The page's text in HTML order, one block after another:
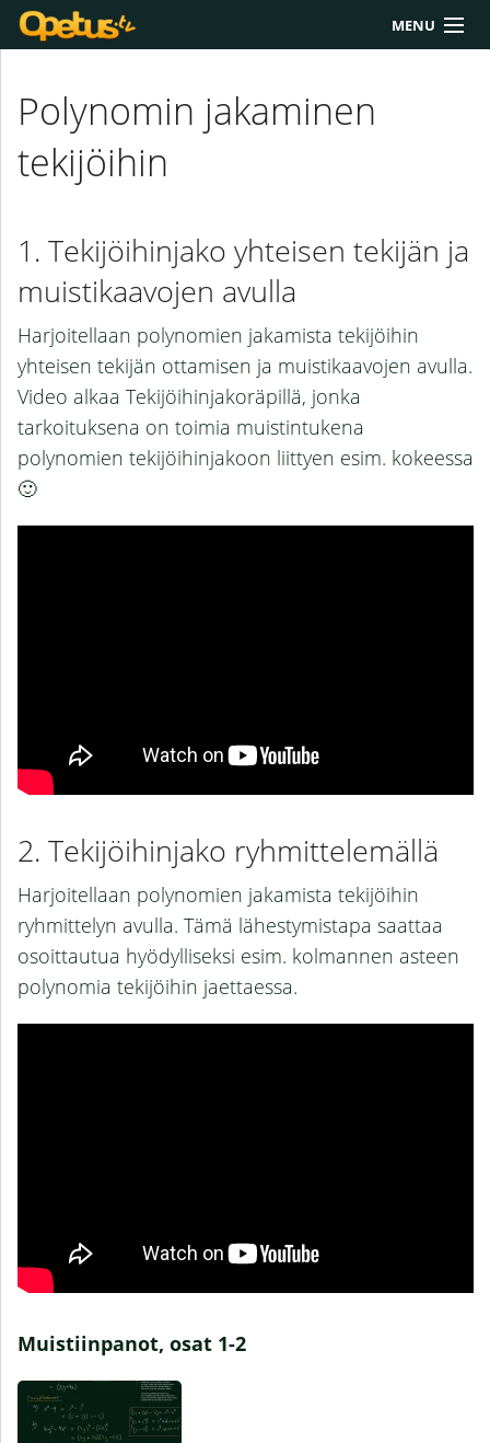
MENU
Lukio
Yläkoulu
Extrat
Polku
Polynomin jakaminen
tekijöihin
Tekijöihinjako yhteisen tekijän ja
muistikaavojen avulla
Harjoitellaan polynomien jakamista tekijöihin
yhteisen tekijän ottamisen ja muistikaavojen avulla.
Video alkaa Tekijöihinjakoräpillä, jonka
tarkoituksena on toimia muistintukena
polynomien tekijöihinjakoon liittyen esim. kokeessa
🙂
Tekijöihinjako ryhmittelemällä
Harjoitellaan polynomien jakamista tekijöihin
ryhmittelyn avulla. Tämä lähestymistapa saattaa
osoittautua hyödylliseksi esim. kolmannen asteen
polynomia tekijöihin jaettaessa.
Muistiinpanot, osat 1-2